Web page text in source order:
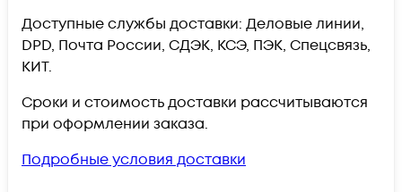
Доступные службы доставки: Деловые линии,
DPD, Почта России, СДЭК, КСЭ, ПЭК, Спецсвязь,
КИТ.
Сроки и стоимость доставки рассчитываются
при оформлении заказа.
Подробные условия доставки